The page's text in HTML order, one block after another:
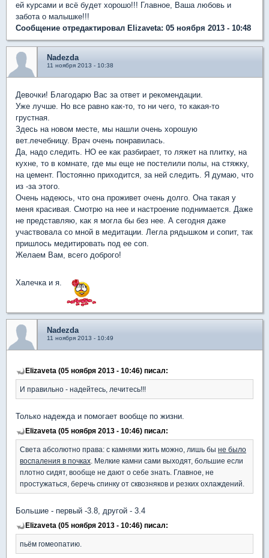
ей курсами и всё будет хорошо!!! Главное, Ваша любовь и
забота о малышке!!!
Сообщение отредактировал Elizaveta: 05 ноября 2013 - 10:48
Nadezda
11 ноября 2013 - 10:38
Девочки! Благодарю Вас за ответ и рекомендации.
Уже лучше. Но все равно как-то, то ни чего, то какая-то
грустная.
Здесь на новом месте, мы нашли очень хорошую
вет.лечебницу. Врач очень понравилась.
Да, надо следить. НО ее как разбирает, то ляжет на плитку, на
кухне, то в комнате, где мы еще не постелили полы, на стяжку,
на цемент. Постоянно приходится, за ней следить. Я думаю, что
из -за этого.
Очень надеюсь, что она проживет очень долго. Она такая у
меня красивая. Смотрю на нее и настроение поднимается. Даже
не представляю, как я могла бы без нее. А сегодня даже
участвовала со мной в медитации. Легла рядышком и сопит, так
пришлось медитировать под ее соп.
Желаем Вам, всего доброго!
Халечка и я.
Nadezda
11 ноября 2013 - 10:49
Elizaveta (05 ноября 2013 - 10:46) писал:
И правильно - надейтесь, лечитесь!!!
Только надежда и помогает вообще по жизни.
Elizaveta (05 ноября 2013 - 10:46) писал:
Света абсолютно права: с камнями жить можно, лишь бы не было
воспаления в почках . Мелкие камни сами выходят, большие если
плотно сидят, вообще не дают о себе знать. Главное, не
простужаться, беречь спинку от сквозняков и резких охлаждений.
Большие - первый -3.8, другой - 3.4
Elizaveta (05 ноября 2013 - 10:46) писал:
пьём гомеопатию.